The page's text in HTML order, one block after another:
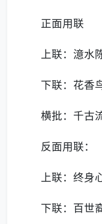
正面用联
上联：澺水
下联：花香
横批：千古
反面用联：
上联：终身
下联：百世